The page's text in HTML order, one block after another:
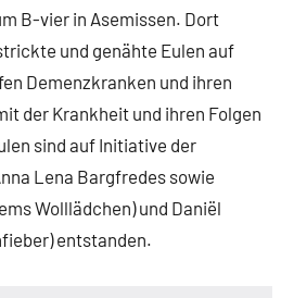
B-vier in Asemissen. Dort
und genähte Eulen auf
Demenzkranken und ihren
der Krankheit und ihren Folgen
sind auf Initiative der
Lena Bargfredes sowie
Wolllädchen) und Daniël
entstanden.